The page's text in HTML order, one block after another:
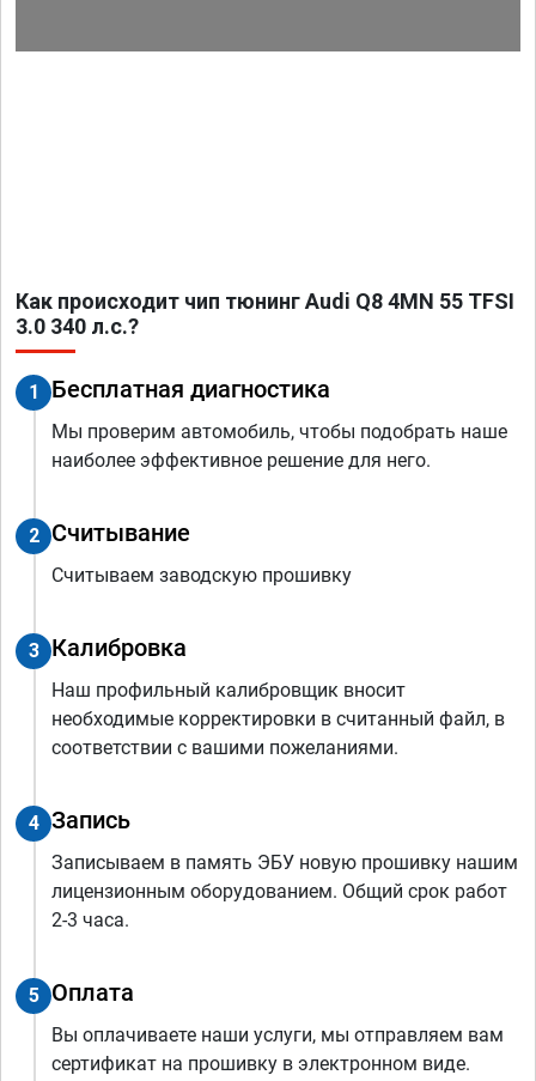
Как происходит чип тюнинг Audi Q8 4MN 55 TFSI
3.0 340 л.с.?
1 Бесплатная диагностика
Мы проверим автомобиль, чтобы подобрать наше
наиболее эффективное решение для него.
2 Считывание
Считываем заводскую прошивку
3 Калибровка
Наш профильный калибровщик вносит
необходимые корректировки в считанный файл, в
соответствии с вашими пожеланиями.
4 Запись
Записываем в память ЭБУ новую прошивку нашим
лицензионным оборудованием. Общий срок работ
2-3 часа.
5 Оплата
Вы оплачиваете наши услуги, мы отправляем вам
сертификат на прошивку в электронном виде.